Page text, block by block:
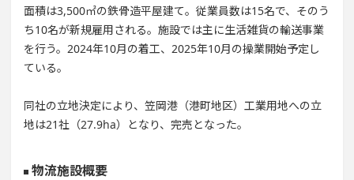
面積は3,500㎡の鉄骨造平屋建て。従業員数は15名で、そのう
ち10名が新規雇用される。施設では主に生活雑貨の輸送事業
を行う。2024年10月の着工、2025年10月の操業開始予定し
ている。
同社の立地決定により、笠岡港（港町地区）工業用地への立
地は21社（27.9ha）となり、完売となった。
物流施設概要